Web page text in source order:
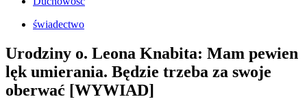
świadectwo
Urodziny o. Leona Knabita: Mam pewien
lęk umierania. Będzie trzeba za swoje
oberwać [WYWIAD]